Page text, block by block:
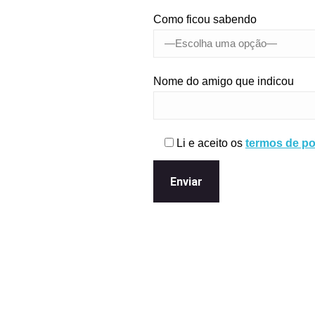
Como ficou sabendo
Nome do amigo que indicou
Li e aceito os termos de